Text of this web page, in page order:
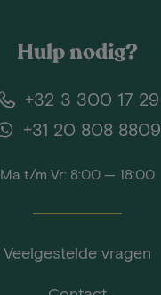
Hulp nodig?
+32 3 300 17 29
+31 20 808 8809
Ma t/m Vr: 8:00 — 18:00
Veelgestelde vragen